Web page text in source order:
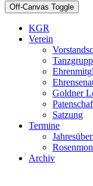
Off-Canvas Toggle
KGR
Verein
Goldner
Satzung
Termine
Archiv